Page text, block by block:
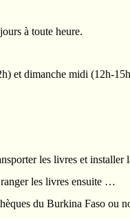
à toute heure.
et dimanche midi (12h-
les livres et installer
les livres ensuite …
du Burkina Faso ou